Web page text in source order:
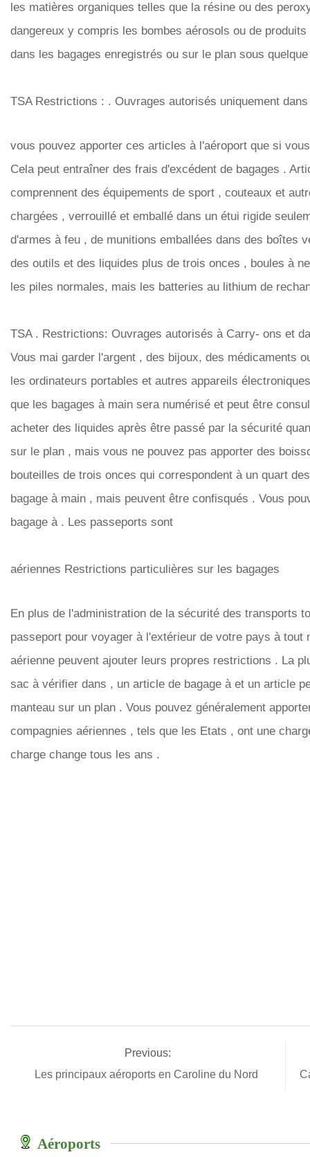
les matières organiques telles que la résine ou des
dangereux y compris les bombes aérosols ou de
dans les bagages enregistrés ou sur le plan sous
TSA Restrictions : . Ouvrages autorisés uniquement
vous pouvez apporter ces articles à l'aéroport que si
Cela peut entraîner des frais d'excédent de bagages .
comprennent des équipements de sport , couteaux et
chargées , verrouillé et emballé dans un étui rigide
d'armes à feu , de munitions emballées dans des boîtes
des outils et des liquides plus de trois onces , boules à
les piles normales, mais les batteries au lithium de
TSA . Restrictions: Ouvrages autorisés à Carry- ons et
Vous mai garder l'argent , des bijoux, des médicaments
les ordinateurs portables et autres appareils
que les bagages à main sera numérisé et peut être
acheter des liquides après être passé par la sécurité
sur le plan , mais vous ne pouvez pas apporter des
bouteilles de trois onces qui correspondent à un quart
bagage à main , mais peuvent être confisqués . Vous
bagage à . Les passeports sont
aériennes Restrictions particulières sur les bagages
En plus de l'administration de la sécurité des transports
passeport pour voyager à l'extérieur de votre pays à
aérienne peuvent ajouter leurs propres restrictions . La
sac à vérifier dans , un article de bagage à et un article
manteau sur un plan . Vous pouvez généralement
compagnies aériennes , tels que les Etats , ont une
charge change tous les ans .
Previous:
Les principaux aéroports en Caroline du Nord
Aéroports